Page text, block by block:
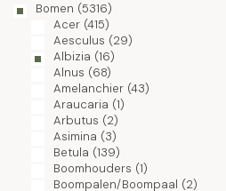
Bomen (5316)
Acer (415)
Aesculus (29)
Albizia (16)
Alnus (68)
Amelanchier (43)
Araucaria (1)
Arbutus (2)
Asimina (3)
Betula (139)
Boomhouders (1)
Boompalen/Boompaal (2)